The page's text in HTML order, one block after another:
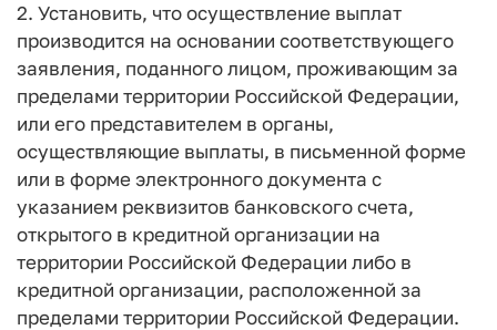
2. Установить, что осуществление выплат
производится на основании соответствующего
заявления, поданного лицом, проживающим за
пределами территории Российской Федерации,
или его представителем в органы,
осуществляющие выплаты, в письменной форме
или в форме электронного документа с
указанием реквизитов банковского счета,
открытого в кредитной организации на
территории Российской Федерации либо в
кредитной организации, расположенной за
пределами территории Российской Федерации.